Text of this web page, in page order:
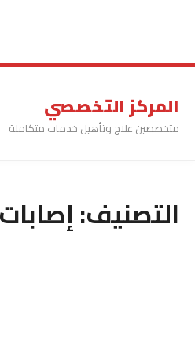
المركز التخصصي
متخصصين علاج وتأهيل خدمات متكاملة
التصنيف:إصابات